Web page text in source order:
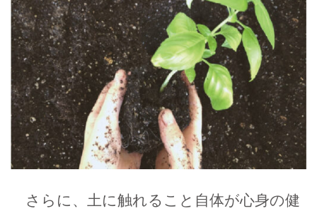
さらに、土に触れること自体が心身の健